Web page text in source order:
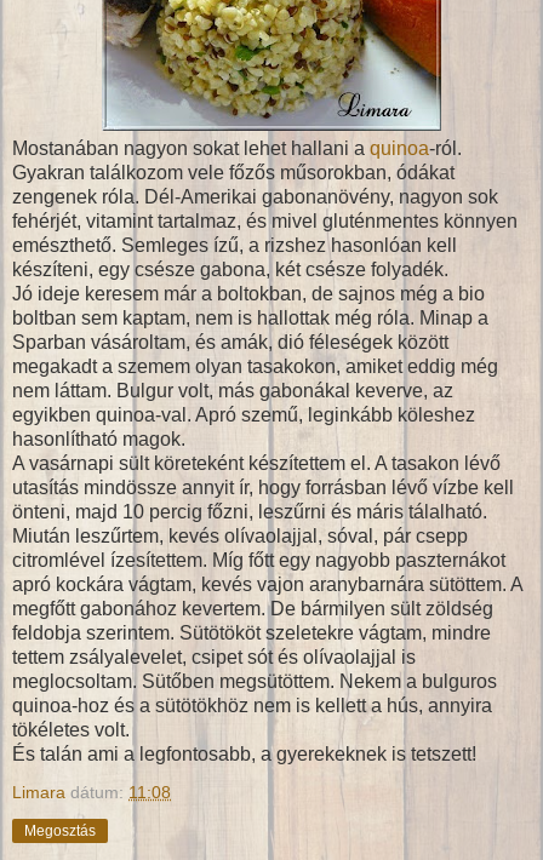
Mostanában nagyon sokat lehet hallani a quinoa-ról.
Gyakran találkozom vele főzős műsorokban, ódákat
zengenek róla. Dél-Amerikai gabonanövény, nagyon sok
fehérjét, vitamint tartalmaz, és mivel gluténmentes könnyen
emészthető. Semleges ízű, a rizshez hasonlóan kell
készíteni, egy csésze gabona, két csésze folyadék.
Jó ideje keresem már a boltokban, de sajnos még a bio
boltban sem kaptam, nem is hallottak még róla. Minap a
Sparban vásároltam, és amák, dió féleségek között
megakadt a szemem olyan tasakokon, amiket eddig még
nem láttam. Bulgur volt, más gabonákal keverve, az
egyikben quinoa-val. Apró szemű, leginkább köleshez
hasonlítható magok.
A vasárnapi sült köreteként készítettem el. A tasakon lévő
utasítás mindössze annyit ír, hogy forrásban lévő vízbe kell
önteni, majd 10 percig főzni, leszűrni és máris tálalható.
Miután leszűrtem, kevés olívaolajjal, sóval, pár csepp
citromlével ízesítettem. Míg főtt egy nagyobb paszternákot
apró kockára vágtam, kevés vajon aranybarnára sütöttem. A
megfőtt gabonához kevertem. De bármilyen sült zöldség
feldobja szerintem. Sütötököt szeletekre vágtam, mindre
tettem zsályalevelet, csipet sót és olívaolajjal is
meglocsoltam. Sütőben megsütöttem. Nekem a bulguros
quinoa-hoz és a sütötökhöz nem is kellett a hús, annyira
tökéletes volt.
És talán ami a legfontosabb, a gyerekeknek is tetszett!
Limara dátum: 11:08
Megosztás